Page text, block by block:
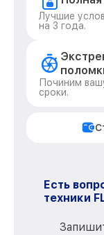
Лучшие
на 3 года.
Починим
сроки.
Есть
техники